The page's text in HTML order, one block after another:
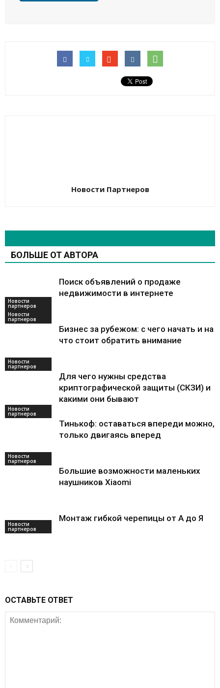
Новости Партнеров
БОЛЬШЕ ОТ АВТОРА
Новости
партнеров
Поиск объявлений о продаже
недвижимости в интернете
Новости
партнеров
Бизнес за рубежом: с чего начать и на
что стоит обратить внимание
Новости
партнеров
Для чего нужны средства
криптографической защиты (СКЗИ) и
какими они бывают
Новости
партнеров
Тинькоф: оставаться впереди можно,
только двигаясь вперед
Новости
партнеров
Большие возможности маленьких
наушников Xiaomi
Новости
партнеров
Монтаж гибкой черепицы от А до Я
ОСТАВЬТЕ ОТВЕТ